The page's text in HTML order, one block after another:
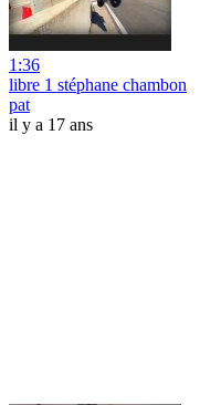
1:36
libre 1 stéphane chambon
pat
il y a 17 ans